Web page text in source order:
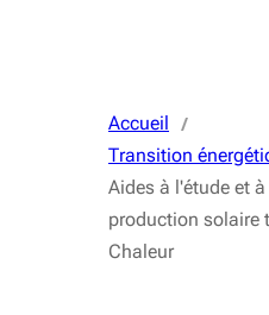
Accueil
Transition
Aides à l'étude et
production solaire
Chaleur